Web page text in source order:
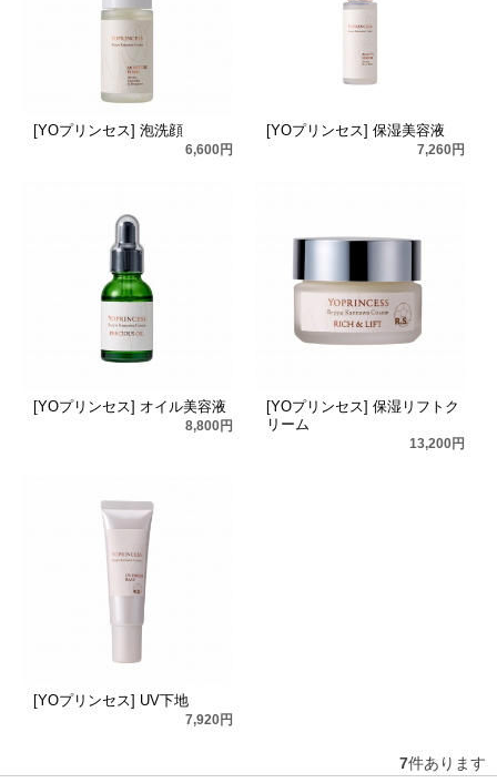
[YOプリンセス] 泡洗顔
6,600円
[YOプリンセス] 保湿美容液
7,260円
[YOプリンセス] オイル美容液
8,800円
[YOプリンセス] 保湿リフトク
リーム
13,200円
[YOプリンセス] UV下地
7,920円
7件あります